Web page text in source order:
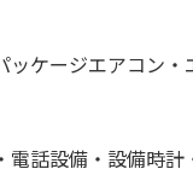
ケージエアコン
話設備・設備時